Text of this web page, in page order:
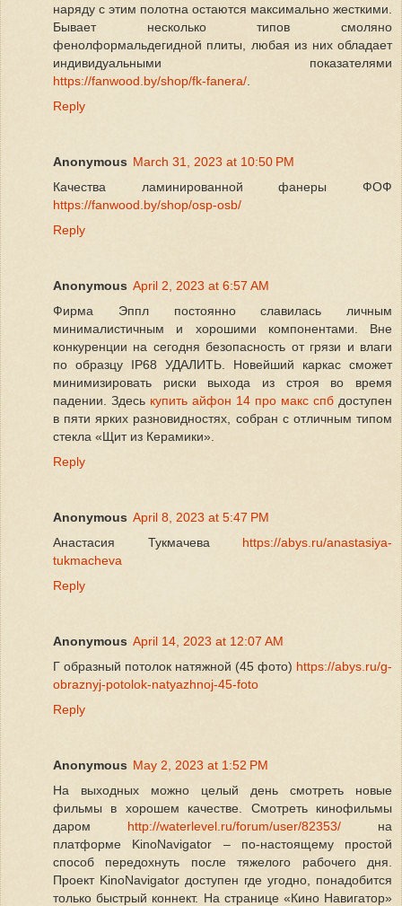
наряду с этим полотна остаются максимально жесткими.
Бывает несколько типов смоляно
фенолформальдегидной плиты, любая из них обладает
индивидуальными показателями
https://fanwood.by/shop/fk-fanera/
Reply
Anonymous March 31, 2023 at 10:50 PM
Качества ламинированной фанеры ФОФ
https://fanwood.by/shop/osp-osb/
Reply
Anonymous April 2, 2023 at 6:57 AM
Фирма Эппл постоянно славилась личным
минималистичным и хорошими компонентами. Вне
конкуренции на сегодня безопасность от грязи и влаги
по образцу IP68 УДАЛИТЬ. Новейший каркас сможет
минимизировать риски выхода из строя во время
падении. Здесь купить айфон 14 про макс спб доступен
в пяти ярких разновидностях, собран с отличным типом
стекла «Щит из Керамики».
Reply
Anonymous April 8, 2023 at 5:47 PM
Анастасия Тукмачева https://abys.ru/anastasiya-
tukmacheva
Reply
Anonymous April 14, 2023 at 12:07 AM
Г образный потолок натяжной (45 фото) https://abys.ru/g-
obraznyj-potolok-natyazhnoj-45-foto
Reply
Anonymous May 2, 2023 at 1:52 PM
На выходных можно целый день смотреть новые
фильмы в хорошем качестве. Смотреть кинофильмы
даром http://waterlevel.ru/forum/user/82353/ на
платформе KinoNavigator – по-настоящему простой
способ передохнуть после тяжелого рабочего дня.
Проект KinoNavigator доступен где угодно, понадобится
только быстрый коннект. На странице «Кино Навигатор»